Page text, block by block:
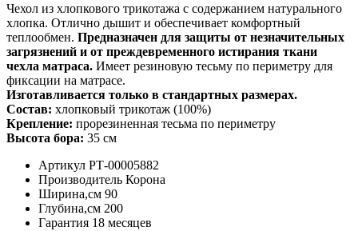
Чехол из хлопкового трикотажа с содержанием натурального
хлопка. Отлично дышит и обеспечивает комфортный
теплообмен. Предназначен для защиты от незначительных
загрязнений и от преждевременного истирания ткани
чехла матраса. Имеет резиновую тесьму по периметру для
фиксации на матрасе.
Изготавливается только в стандартных размерах.
Состав: хлопковый трикотаж (100%)
Крепление: прорезиненная тесьма по периметру
Высота бора: 35 см
Артикул РТ-00005882
Производитель Корона
Ширина,см 90
Глубина,см 200
Гарантия 18 месяцев